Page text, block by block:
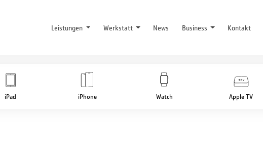
Leistungen Werkstatt News Business Kontakt
iPad iPhone Watch Apple TV